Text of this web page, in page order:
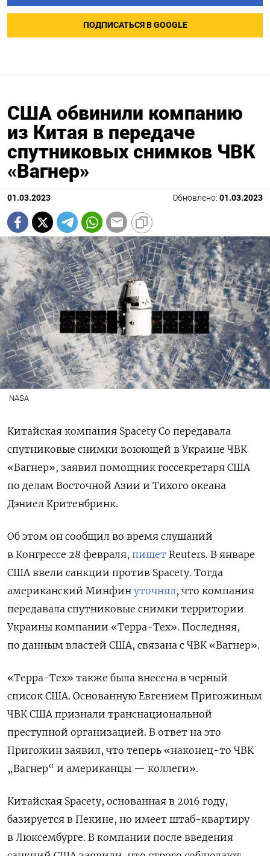
ПОДПИСАТЬСЯ В GOOGLE
США обвинили компанию
из Китая в передаче
спутниковых снимков ЧВК
«Вагнер»
01.03.2023 Обновлено: 01.03.2023
NASA
Китайская компания Spacety Co передавала
спутниковые снимки воюющей в Украине ЧВК
«Вагнер», заявил помощник госсекретаря США
по делам Восточной Азии и Тихого океана
Дэниел Критенбринк.
Об этом он сообщил во время слушаний
в Конгрессе 28 февраля, пишет Reuters. В январе
США ввели санкции против Spacety. Тогда
американский Минфин уточнял, что компания
передавала спутниковые снимки территории
Украины компании «Teppa-Tex». Последняя,
по данным властей США, связана с ЧВК «Вагнер».
«Teppa-Tex» также была внесена в черный
список США. Основанную Евгением Пригожиным
ЧВК США признали транснациональной
преступной организацией. В ответ на это
Пригожин заявил, что теперь «наконец-то ЧВК
„Вагнер“ и американцы — коллеги».
Китайская Spacety, основанная в 2016 году,
базируется в Пекине, но имеет штаб-квартиру
в Люксембурге. В компании после введения